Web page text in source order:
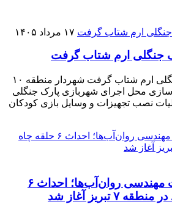
۱۷ مرداد ۱۴۰۵
جنگلی ارم شتاب گرفت
احداث شهربازی پارک جنگلی ارم شتاب گرفت شهردار منطقه ۱۰
محل اجرای شهربازی پارک جنگلی
نصب تجهیزات و وسایل بازی کودکان
گامی دیگر در مدیریت مهندسی روان‌آب‌ها؛ احداث ۶
تبریز آغاز شد